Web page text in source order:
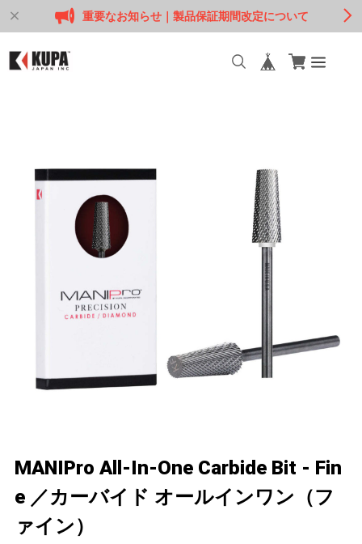
重要なお知らせ｜製品保証期間改定について
MANIPro All-In-One Carbide Bit - Fin
e ／カーバイド オールインワン（フ
ァイン）